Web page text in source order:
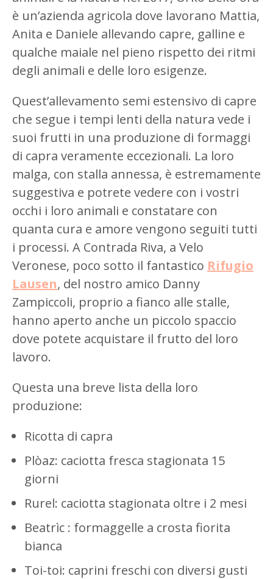
è un’azienda agricola dove lavorano Mattia,
Anita e Daniele allevando capre, galline e
qualche maiale nel pieno rispetto dei ritmi
degli animali e delle loro esigenze.
Quest’allevamento semi estensivo di capre
che segue i tempi lenti della natura vede i
suoi frutti in una produzione di formaggi
di capra veramente eccezionali. La loro
malga, con stalla annessa, è estremamente
suggestiva e potrete vedere con i vostri
occhi i loro animali e constatare con
quanta cura e amore vengono seguiti tutti
i processi. A Contrada Riva, a Velo
Veronese, poco sotto il fantastico Rifugio
Lausen, del nostro amico Danny
Zampiccoli, proprio a fianco alle stalle,
hanno aperto anche un piccolo spaccio
dove potete acquistare il frutto del loro
lavoro.
Questa una breve lista della loro
produzione:
Ricotta di capra
Plòaz: caciotta fresca stagionata 15
giorni
Rurel: caciotta stagionata oltre i 2 mesi
Beatrìc : formaggelle a crosta fiorita
bianca
Toi-toi: caprini freschi con diversi gusti